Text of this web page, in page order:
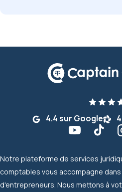
4.4 sur Google
Notre plateforme de services
comptables vous accompagne
d'entrepreneurs. Nous mettons à